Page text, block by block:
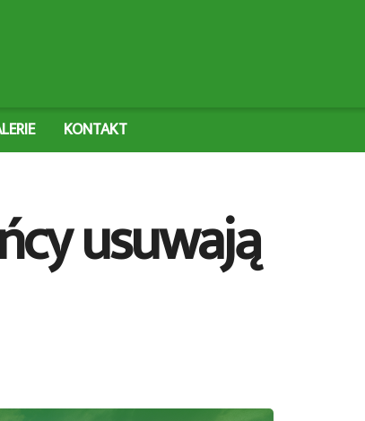
KONTAKT
usuwają